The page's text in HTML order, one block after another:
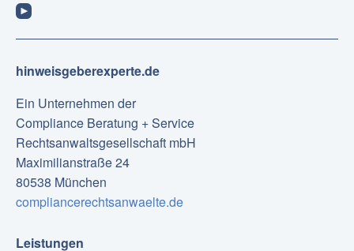
hinweisgeberexperte.de
Ein Unternehmen der
Compliance Beratung + Service
Rechtsanwaltsgesellschaft mbH
Maximilianstraße 24
80538 München
compliancerechtsanwaelte.de
Leistungen